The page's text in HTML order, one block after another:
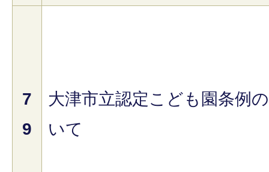
7
9
大津市立認定こども園条例
いて